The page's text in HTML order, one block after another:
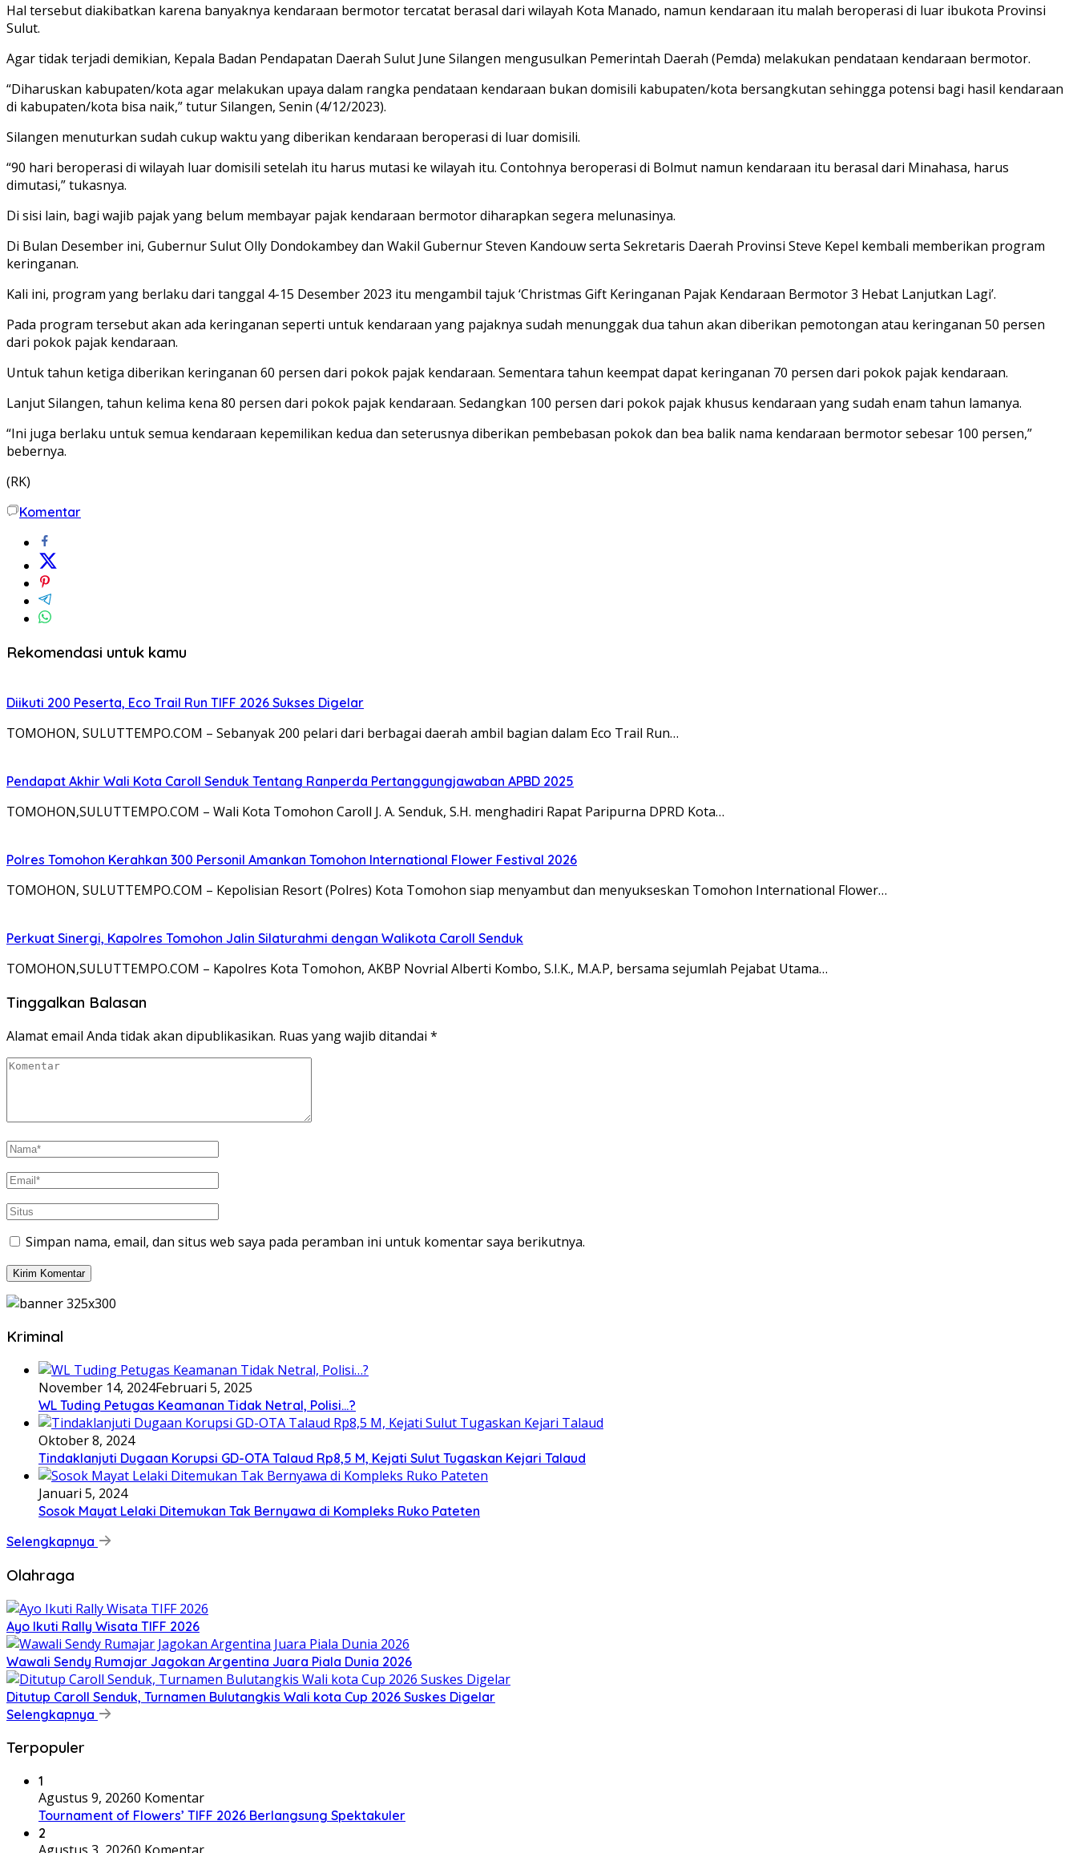
Hal tersebut diakibatkan karena banyaknya kendaraan bermotor tercatat berasal dari wilayah Kota Manado, namun kendaraan itu malah beroperasi di luar ibukota Provinsi
Sulut.
Agar tidak terjadi demikian, Kepala Badan Pendapatan Daerah Sulut June Silangen mengusulkan Pemerintah Daerah (Pemda) melakukan pendataan kendaraan bermotor.
“Diharuskan kabupaten/kota agar melakukan upaya dalam rangka pendataan kendaraan bukan domisili kabupaten/kota bersangkutan sehingga potensi bagi hasil kendaraan
di kabupaten/kota bisa naik,” tutur Silangen, Senin (4/12/2023).
Silangen menuturkan sudah cukup waktu yang diberikan kendaraan beroperasi di luar domisili.
“90 hari beroperasi di wilayah luar domisili setelah itu harus mutasi ke wilayah itu. Contohnya beroperasi di Bolmut namun kendaraan itu berasal dari Minahasa, harus
dimutasi,” tukasnya.
Di sisi lain, bagi wajib pajak yang belum membayar pajak kendaraan bermotor diharapkan segera melunasinya.
Di Bulan Desember ini, Gubernur Sulut Olly Dondokambey dan Wakil Gubernur Steven Kandouw serta Sekretaris Daerah Provinsi Steve Kepel kembali memberikan program
keringanan.
Kali ini, program yang berlaku dari tanggal 4-15 Desember 2023 itu mengambil tajuk ‘Christmas Gift Keringanan Pajak Kendaraan Bermotor 3 Hebat Lanjutkan Lagi’.
Pada program tersebut akan ada keringanan seperti untuk kendaraan yang pajaknya sudah menunggak dua tahun akan diberikan pemotongan atau keringanan 50 persen
dari pokok pajak kendaraan.
Untuk tahun ketiga diberikan keringanan 60 persen dari pokok pajak kendaraan. Sementara tahun keempat dapat keringanan 70 persen dari pokok pajak kendaraan.
Lanjut Silangen, tahun kelima kena 80 persen dari pokok pajak kendaraan. Sedangkan 100 persen dari pokok pajak khusus kendaraan yang sudah enam tahun lamanya.
“Ini juga berlaku untuk semua kendaraan kepemilikan kedua dan seterusnya diberikan pembebasan pokok dan bea balik nama kendaraan bermotor sebesar 100 persen,”
bebernya.
(RK)
Komentar
Rekomendasi untuk kamu
Diikuti 200 Peserta, Eco Trail Run TIFF 2026 Sukses Digelar
TOMOHON, SULUTTEMPO.COM – Sebanyak 200 pelari dari berbagai daerah ambil bagian dalam Eco Trail Run…
Pendapat Akhir Wali Kota Caroll Senduk Tentang Ranperda Pertanggungjawaban APBD 2025
TOMOHON,SULUTTEMPO.COM – Wali Kota Tomohon Caroll J. A. Senduk, S.H. menghadiri Rapat Paripurna DPRD Kota…
Polres Tomohon Kerahkan 300 Personil Amankan Tomohon International Flower Festival 2026
TOMOHON, SULUTTEMPO.COM – Kepolisian Resort (Polres) Kota Tomohon siap menyambut dan menyukseskan Tomohon International Flower…
Perkuat Sinergi, Kapolres Tomohon Jalin Silaturahmi dengan Walikota Caroll Senduk
TOMOHON,SULUTTEMPO.COM – Kapolres Kota Tomohon, AKBP Novrial Alberti Kombo, S.I.K., M.A.P, bersama sejumlah Pejabat Utama…
Tinggalkan Balasan
Alamat email Anda tidak akan dipublikasikan. Ruas yang wajib ditandai *
Simpan nama, email, dan situs web saya pada peramban ini untuk komentar saya berikutnya.
Kriminal
November 14, 2024Februari 5, 2025
WL Tuding Petugas Keamanan Tidak Netral, Polisi…?
Oktober 8, 2024
Tindaklanjuti Dugaan Korupsi GD-OTA Talaud Rp8,5 M, Kejati Sulut Tugaskan Kejari Talaud
Januari 5, 2024
Sosok Mayat Lelaki Ditemukan Tak Bernyawa di Kompleks Ruko Pateten
Selengkapnya
Olahraga
Ayo Ikuti Rally Wisata TIFF 2026
Wawali Sendy Rumajar Jagokan Argentina Juara Piala Dunia 2026
Ditutup Caroll Senduk, Turnamen Bulutangkis Wali kota Cup 2026 Suskes Digelar
Selengkapnya
Terpopuler
1
Agustus 9, 20260 Komentar
Tournament of Flowers’ TIFF 2026 Berlangsung Spektakuler
2